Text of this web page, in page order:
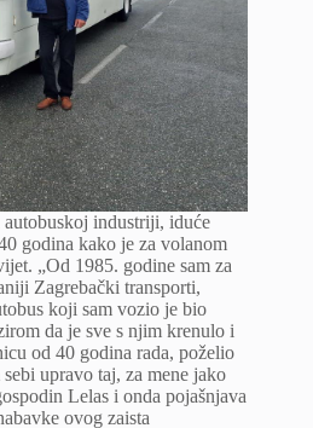
industriji, iduće
godina kako je za volanom
„Od 1985. godine sam za
Zagrebački transporti,
koji sam vozio je bio
da je sve s njim krenulo i
od 40 godina rada, poželio
upravo taj, za mene jako
Lelas i onda pojašnjava
ovog zaista